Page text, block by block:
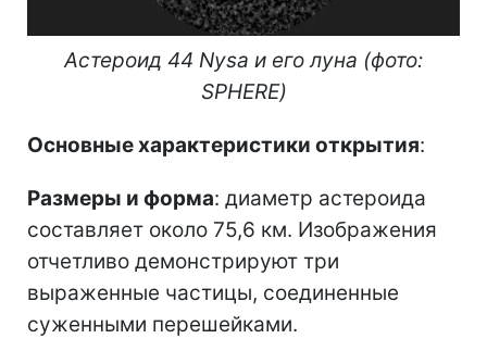
Астероид 44 Nysa и его луна (фото:
SPHERE)
Основные характеристики открытия:
Размеры и форма: диаметр астероида
составляет около 75,6 км. Изображения
отчетливо демонстрируют три
выраженные частицы, соединенные
суженными перешейками.